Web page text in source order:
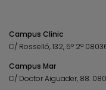
Campus Clínic
C/ Rosselló, 132, 5º 2ª
Campus Mar
C/ Doctor Aiguader, 88.